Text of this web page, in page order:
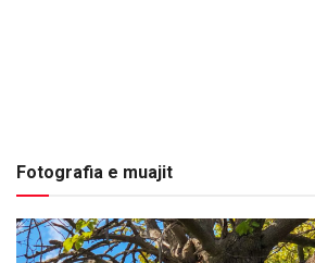
Fotografia e muajit